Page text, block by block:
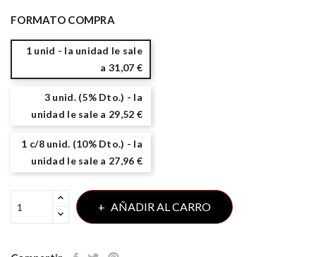
FORMATO COMPRA
1 unid - la unidad le sale
a 31,07 €
3 unid. (5% Dto.) - la
unidad le sale a 29,52 €
1 c/8 unid. (10% Dto.) - la
unidad le sale a 27,96 €
AÑADIR AL CARRO